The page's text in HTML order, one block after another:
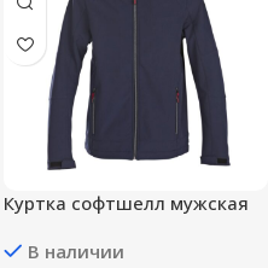
Куртка софтшелл мужская
В наличии